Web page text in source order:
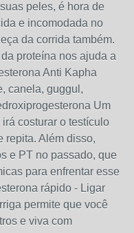
peles, é hora de
e incomodada no
da corrida também.
proteína nos ajuda a
Anti Kapha
canela, guggul,
Um
costurar o testículo
repita. Além disso,
e PT no passado, que
para enfrentar esse
rápido - Ligar
permite que você
e viva com